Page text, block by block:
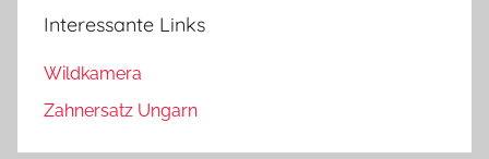
Beiträge
Interessante Links
Wildkamera
Zahnersatz Ungarn